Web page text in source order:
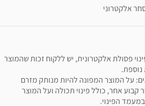
אלקטרוני